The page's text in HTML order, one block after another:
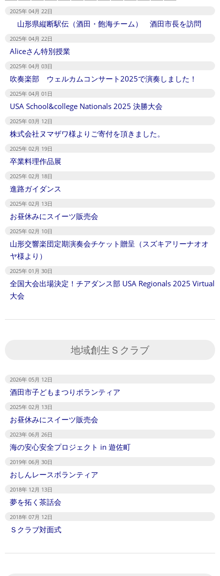
2025年 04月 22日
山形県縦断駅伝（酒田・飽海チーム） 酒田市長を訪問
2025年 04月 22日
Aliceさん特別授業
2025年 04月 03日
吹奏楽部 ウェルカムコンサート2025で演奏しました！
2025年 04月 01日
USA School&college Nationals 2025 決勝大会
2025年 03月 12日
株式会社ヌマザワ様よりご寄付を頂きました。
2025年 02月 19日
卒業料理作品展
2025年 02月 18日
進路ガイダンス
2025年 02月 13日
お昼休みにスイーツ販売会
2025年 02月 10日
山形交響楽団定期演奏会チケット贈呈（スズキアリーナオオ
ヤ様より）
2025年 01月 30日
全国大会出場決定！チアダンス部 USA Regionals 2025 Virtual
大会
地域創生Ｓクラブ
2026年 05月 12日
酒田市子どもまつりボランティア
2025年 02月 13日
お昼休みにスイーツ販売会
2023年 06月 26日
海の安心安全プロジェクト in 遊佐町
2019年 06月 30日
おしんレースボランティア
2018年 12月 13日
夢を拓く茶話会
2018年 07月 12日
Ｓクラブ対面式